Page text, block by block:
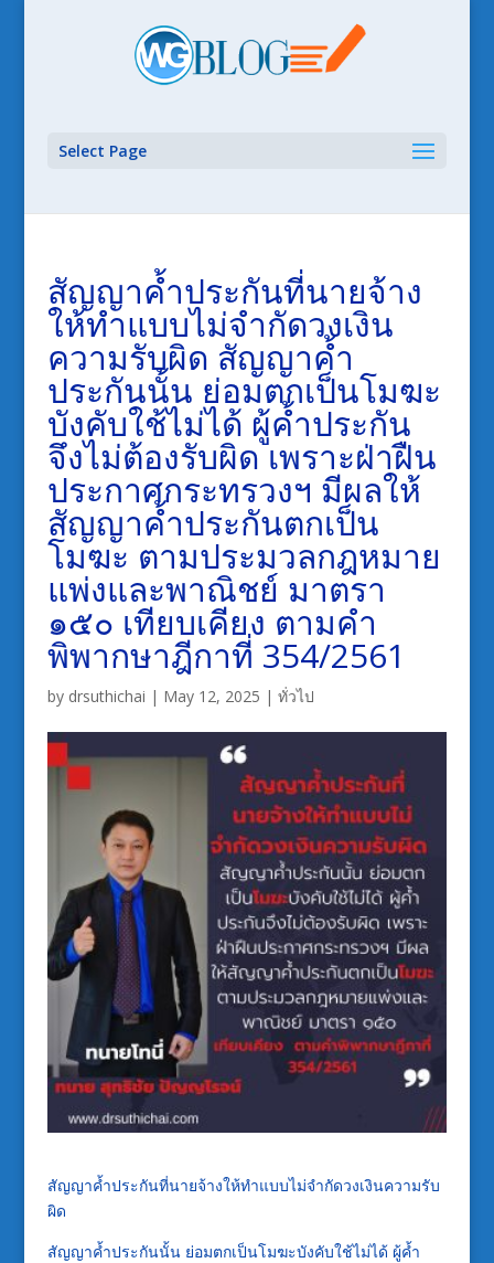
Select Page
สัญญาค้ำประกันที่นายจ้าง
ให้ทำแบบไม่จำกัดวงเงิน
ความรับผิด สัญญาค้ำ
ประกันนั้น ย่อมตกเป็นโมฆะ
บังคับใช้ไม่ได้ ผู้ค้ำประกัน
จึงไม่ต้องรับผิด เพราะฝ่าฝืน
ประกาศกระทรวงฯ มีผลให้
สัญญาค้ำประกันตกเป็น
โมฆะ ตามประมวลกฎหมาย
แพ่งและพาณิชย์ มาตรา
๑๕๐ เทียบเคียง ตามคำ
พิพากษาฎีกาที่ 354/2561
by drsuthichai | May 12, 2025 | ทั่วไป
สัญญาค้ำประกันที่นายจ้างให้ทำแบบไม่จำกัดวงเงินความรับ
ผิด
สัญญาค้ำประกันนั้น ย่อมตกเป็นโมฆะบังคับใช้ไม่ได้ ผู้ค้ำ